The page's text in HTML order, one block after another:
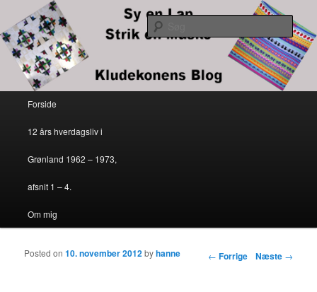
Sy en lap – strik en maske
Kludekonens blog
Søg
Fortsæt til primært indhold
Fortsæt til sekundært indhold
Forside
12 års hverdagsliv i
Grønland 1962 – 1973,
afsnit 1 – 4.
Om mig
Indlægs navigation
← Forrige Næste →
Posted on10. november 2012byhanne